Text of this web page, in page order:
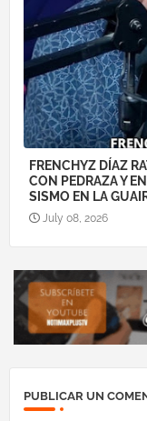
FRENCHYZ DÍAZ
CON PEDRAZA Y
SISMO EN LA
July 08, 2026
PUBLICAR UN